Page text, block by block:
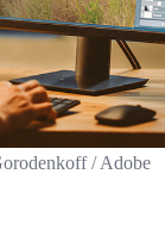
/ Adobe